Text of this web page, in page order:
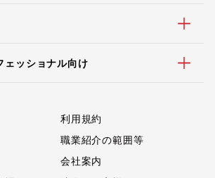
ェッショナル向け
利用規約
職業紹介の範囲等
会社案内